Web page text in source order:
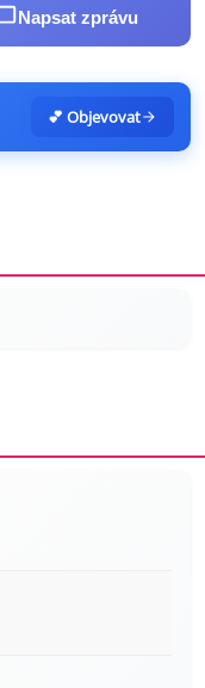
Napsat zprávu
💕 Objevovat